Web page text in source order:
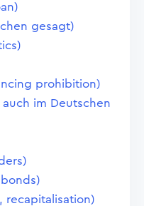
gesagt)
prohibition)
auch im Deutschen
recapitalisation)